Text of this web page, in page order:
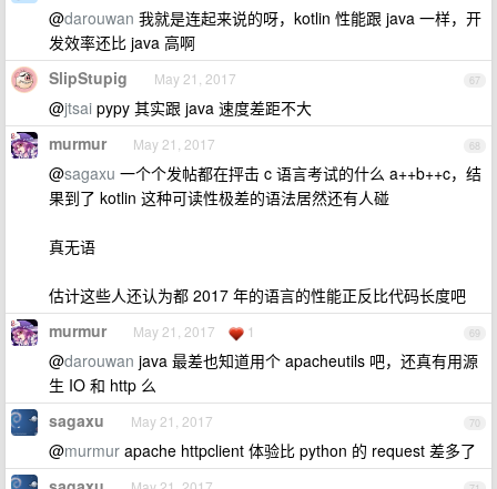
@darouwan 我就是连起来说的呀，kotlin 性能跟 java 一样，开
发效率还比 java 高啊
67
SlipStupig May 21, 2017
@jtsai pypy 其实跟 java 速度差距不大
68
murmur May 21, 2017
@sagaxu 一个个发帖都在抨击 c 语言考试的什么 a++b++c，结
果到了 kotlin 这种可读性极差的语法居然还有人碰
真无语
估计这些人还认为都 2017 年的语言的性能正反比代码长度吧
69
murmur May 21, 2017 1
@darouwan java 最差也知道用个 apacheutils 吧，还真有用源
生 IO 和 http 么
70
sagaxu May 21, 2017
@murmur apache httpclient 体验比 python 的 request 差多了